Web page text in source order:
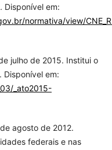
Disponível em:
normativa/view/
julho de 2015. Institui o
Disponível em:
_ato2015-
agosto de 2012.
federais e nas